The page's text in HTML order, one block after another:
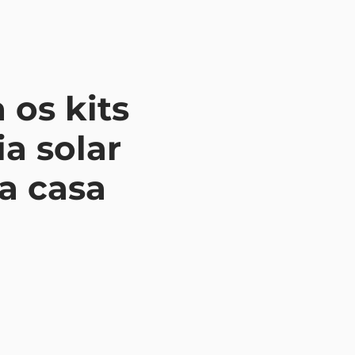
os kits
solar
casa